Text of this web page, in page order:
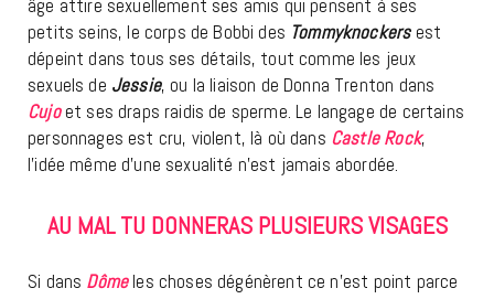
âge attire sexuellement ses amis qui pensent à ses
petits seins, le corps de Bobbi des Tommyknockersest
dépeint dans tous ses détails, tout comme les jeux
sexuels de Jessie, ou la liaison de Donna Trenton dans
Cujo et ses draps raidis de sperme. Le langage de certains
personnages est cru, violent, là où dans Castle Rock,
l’idée même d’une sexualité n’est jamais abordée.
AU MAL TU DONNERAS PLUSIEURS VISAGES
Si dans Dômeles choses dégénèrent ce n’est point parce